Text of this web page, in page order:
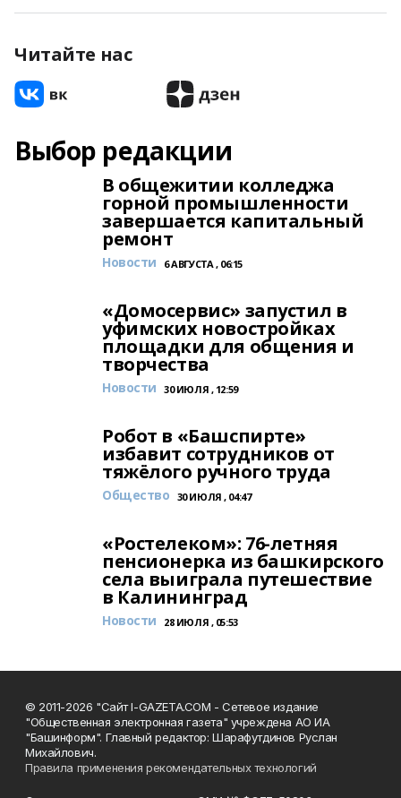
Читайте нас
Выбор редакции
В общежитии колледжа
горной промышленности
завершается капитальный
ремонт
Новости 6 АВГУСТА , 06:15
«Домосервис» запустил в
уфимских новостройках
площадки для общения и
творчества
Новости 30 ИЮЛЯ , 12:59
Робот в «Башспирте»
избавит сотрудников от
тяжёлого ручного труда
Общество 30 ИЮЛЯ , 04:47
«Ростелеком»: 76-летняя
пенсионерка из башкирского
села выиграла путешествие
в Калининград
Новости 28 ИЮЛЯ , 05:53
© 2011-2026 "Сайт I-GAZETA.COM - Сетевое издание
"Общественная электронная газета" учреждена АО ИА
"Башинформ". Главный редактор: Шарафутдинов Руслан
Михайлович.
Правила применения рекомендательных технологий